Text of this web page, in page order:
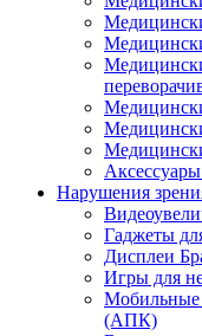
Нарушения
Гаджеты
Дисплеи
Игры для
Мобильные
(АПК)